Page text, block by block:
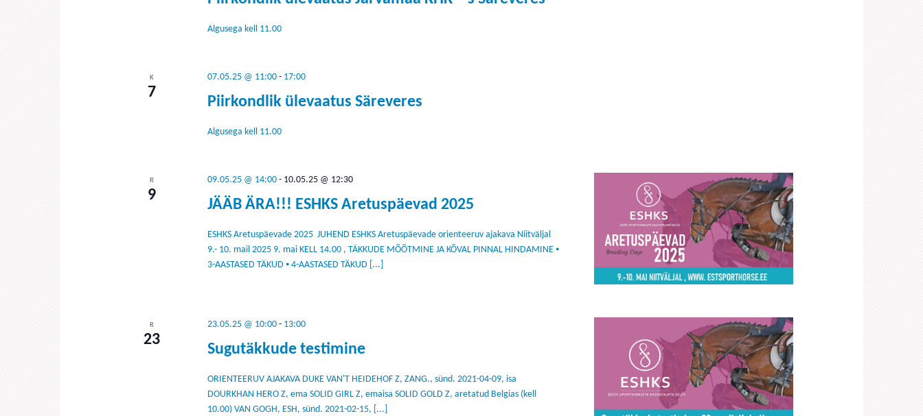
Algusega kell 11.00
K
7
Piirkondlik ülevaatus Säreveres
07.05.25 @ 11:00- 17:00
Algusega kell 11.00
R
9
JÄÄB ÄRA!!! ESHKS Aretuspäevad 2025
09.05.25 @ 14:00- 10.05.25 @ 12:30
ESHKS Aretuspäevade 2025 JUHEND ESHKS Aretuspäevade orienteeruv ajakava Niitväljal
9.- 10. mail 2025 9. mai KELL 14.00 , TÄKKUDE MÕÕTMINE JA KÕVAL PINNAL HINDAMINE ⦁
3-AASTASED TÄKUD ⦁ 4-AASTASED TÄKUD [...]
R
23
Sugutäkkude testimine
23.05.25 @ 10:00- 13:00
ORIENTEERUV AJAKAVA DUKE VAN'T HEIDEHOF Z, ZANG., sünd. 2021-04-09, isa
DOURKHAN HERO Z, ema SOLID GIRL Z, emaisa SOLID GOLD Z, aretatud Belgias (kell
10.00) VAN GOGH, ESH, sünd. 2021-02-15, [...]